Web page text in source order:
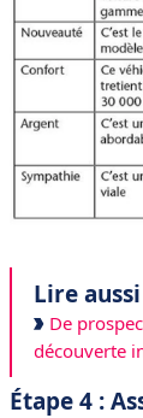
Lire aussi
De
découverte
Étape 4 :